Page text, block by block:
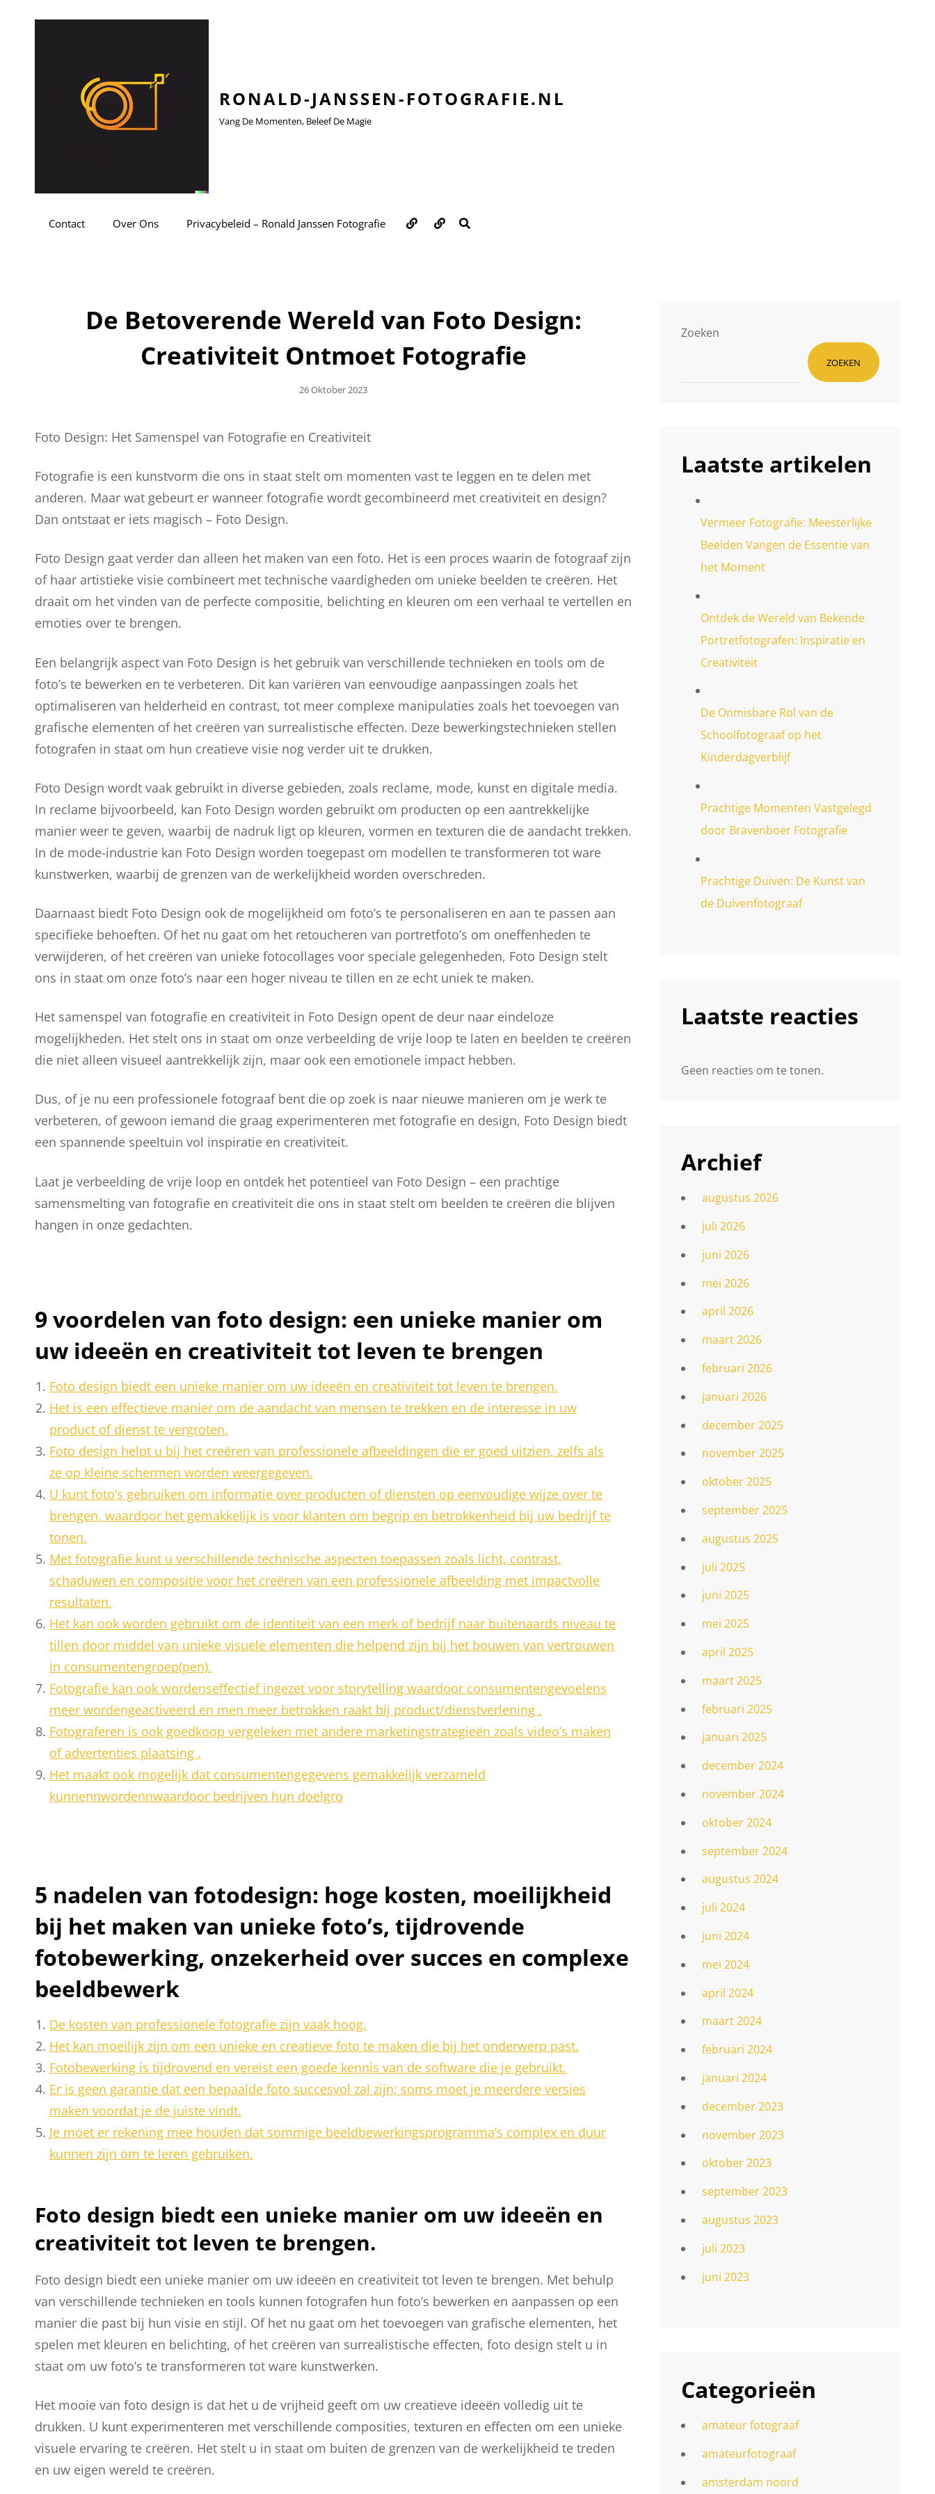
RONALD-JANSSEN-FOTOGRAFIE.NL
Vang De Momenten, Beleef De Magie
Contact Over Ons Privacybeleid – Ronald Janssen Fotografie Over
ons
Contact
De Betoverende Wereld van Foto Design:
Creativiteit Ontmoet Fotografie
Geplaatst
26 Oktober 2023
Foto Design: Het Samenspel van Fotografie en Creativiteit
Fotografie is een kunstvorm die ons in staat stelt om momenten vast te leggen en te delen met
anderen. Maar wat gebeurt er wanneer fotografie wordt gecombineerd met creativiteit en design?
Dan ontstaat er iets magisch – Foto Design.
Foto Design gaat verder dan alleen het maken van een foto. Het is een proces waarin de fotograaf zijn
of haar artistieke visie combineert met technische vaardigheden om unieke beelden te creëren. Het
draait om het vinden van de perfecte compositie, belichting en kleuren om een verhaal te vertellen en
emoties over te brengen.
Een belangrijk aspect van Foto Design is het gebruik van verschillende technieken en tools om de
foto’s te bewerken en te verbeteren. Dit kan variëren van eenvoudige aanpassingen zoals het
optimaliseren van helderheid en contrast, tot meer complexe manipulaties zoals het toevoegen van
grafische elementen of het creëren van surrealistische effecten. Deze bewerkingstechnieken stellen
fotografen in staat om hun creatieve visie nog verder uit te drukken.
Foto Design wordt vaak gebruikt in diverse gebieden, zoals reclame, mode, kunst en digitale media.
In reclame bijvoorbeeld, kan Foto Design worden gebruikt om producten op een aantrekkelijke
manier weer te geven, waarbij de nadruk ligt op kleuren, vormen en texturen die de aandacht trekken.
In de mode-industrie kan Foto Design worden toegepast om modellen te transformeren tot ware
kunstwerken, waarbij de grenzen van de werkelijkheid worden overschreden.
Daarnaast biedt Foto Design ook de mogelijkheid om foto’s te personaliseren en aan te passen aan
specifieke behoeften. Of het nu gaat om het retoucheren van portretfoto’s om oneffenheden te
verwijderen, of het creëren van unieke fotocollages voor speciale gelegenheden, Foto Design stelt
ons in staat om onze foto’s naar een hoger niveau te tillen en ze echt uniek te maken.
Het samenspel van fotografie en creativiteit in Foto Design opent de deur naar eindeloze
mogelijkheden. Het stelt ons in staat om onze verbeelding de vrije loop te laten en beelden te creëren
die niet alleen visueel aantrekkelijk zijn, maar ook een emotionele impact hebben.
Dus, of je nu een professionele fotograaf bent die op zoek is naar nieuwe manieren om je werk te
verbeteren, of gewoon iemand die graag experimenteren met fotografie en design, Foto Design biedt
een spannende speeltuin vol inspiratie en creativiteit.
Laat je verbeelding de vrije loop en ontdek het potentieel van Foto Design – een prachtige
samensmelting van fotografie en creativiteit die ons in staat stelt om beelden te creëren die blijven
hangen in onze gedachten.
9 voordelen van foto design: een unieke manier om
uw ideeën en creativiteit tot leven te brengen
Foto design biedt een unieke manier om uw ideeën en creativiteit tot leven te brengen.
Het is een effectieve manier om de aandacht van mensen te trekken en de interesse in uw
product of dienst te vergroten.
Foto design helpt u bij het creëren van professionele afbeeldingen die er goed uitzien, zelfs als
ze op kleine schermen worden weergegeven.
U kunt foto’s gebruiken om informatie over producten of diensten op eenvoudige wijze over te
brengen, waardoor het gemakkelijk is voor klanten om begrip en betrokkenheid bij uw bedrijf te
tonen.
Met fotografie kunt u verschillende technische aspecten toepassen zoals licht, contrast,
schaduwen en compositie voor het creëren van een professionele afbeelding met impactvolle
resultaten.
Het kan ook worden gebruikt om de identiteit van een merk of bedrijf naar buitenaards niveau te
tillen door middel van unieke visuele elementen die helpend zijn bij het bouwen van vertrouwen
in consumentengroep(pen).
Fotografie kan ook wordenseffectief ingezet voor storytelling waardoor consumentengevoelens
meer wordengeactiveerd en men meer betrokken raakt bij product/dienstverlening .
Fotograferen is ook goedkoop vergeleken met andere marketingstrategieën zoals video’s maken
of advertenties plaatsing .
Het maakt ook mogelijk dat consumentengegevens gemakkelijk verzameld
kunnennwordennwaardoor bedrijven hun doelgro
5 nadelen van fotodesign: hoge kosten, moeilijkheid
bij het maken van unieke foto’s, tijdrovende
fotobewerking, onzekerheid over succes en complexe
beeldbewerk
De kosten van professionele fotografie zijn vaak hoog.
Het kan moeilijk zijn om een unieke en creatieve foto te maken die bij het onderwerp past.
Fotobewerking is tijdrovend en vereist een goede kennis van de software die je gebruikt.
Er is geen garantie dat een bepaalde foto succesvol zal zijn; soms moet je meerdere versies
maken voordat je de juiste vindt.
Je moet er rekening mee houden dat sommige beeldbewerkingsprogramma’s complex en duur
kunnen zijn om te leren gebruiken.
Foto design biedt een unieke manier om uw ideeën en
creativiteit tot leven te brengen.
Foto design biedt een unieke manier om uw ideeën en creativiteit tot leven te brengen. Met behulp
van verschillende technieken en tools kunnen fotografen hun foto’s bewerken en aanpassen op een
manier die past bij hun visie en stijl. Of het nu gaat om het toevoegen van grafische elementen, het
spelen met kleuren en belichting, of het creëren van surrealistische effecten, foto design stelt u in
staat om uw foto’s te transformeren tot ware kunstwerken.
Het mooie van foto design is dat het u de vrijheid geeft om uw creatieve ideeën volledig uit te
drukken. U kunt experimenteren met verschillende composities, texturen en effecten om een unieke
visuele ervaring te creëren. Het stelt u in staat om buiten de grenzen van de werkelijkheid te treden
en uw eigen wereld te creëren.
Zoeken
ZOEKEN
Laatste artikelen
Vermeer Fotografie: Meesterlijke
Beelden Vangen de Essentie van
het Moment
Ontdek de Wereld van Bekende
Portretfotografen: Inspiratie en
Creativiteit
De Onmisbare Rol van de
Schoolfotograaf op het
Kinderdagverblijf
Prachtige Momenten Vastgelegd
door Bravenboer Fotografie
Prachtige Duiven: De Kunst van
de Duivenfotograaf
Laatste reacties
Geen reacties om te tonen.
Archief
augustus 2026
juli 2026
juni 2026
mei 2026
april 2026
maart 2026
februari 2026
januari 2026
december 2025
november 2025
oktober 2025
september 2025
augustus 2025
juli 2025
juni 2025
mei 2025
april 2025
maart 2025
februari 2025
januari 2025
december 2024
november 2024
oktober 2024
september 2024
augustus 2024
juli 2024
juni 2024
mei 2024
april 2024
maart 2024
februari 2024
januari 2024
december 2023
november 2023
oktober 2023
september 2023
augustus 2023
juli 2023
juni 2023
Categorieën
amateur fotograaf
amateurfotograaf
amsterdam noord